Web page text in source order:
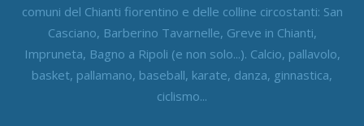
comuni del Chianti fiorentino e delle colline circostanti: San
Casciano, Barberino Tavarnelle, Greve in Chianti,
Impruneta, Bagno a Ripoli (e non solo...). Calcio, pallavolo,
basket, pallamano, baseball, karate, danza, ginnastica,
ciclismo...